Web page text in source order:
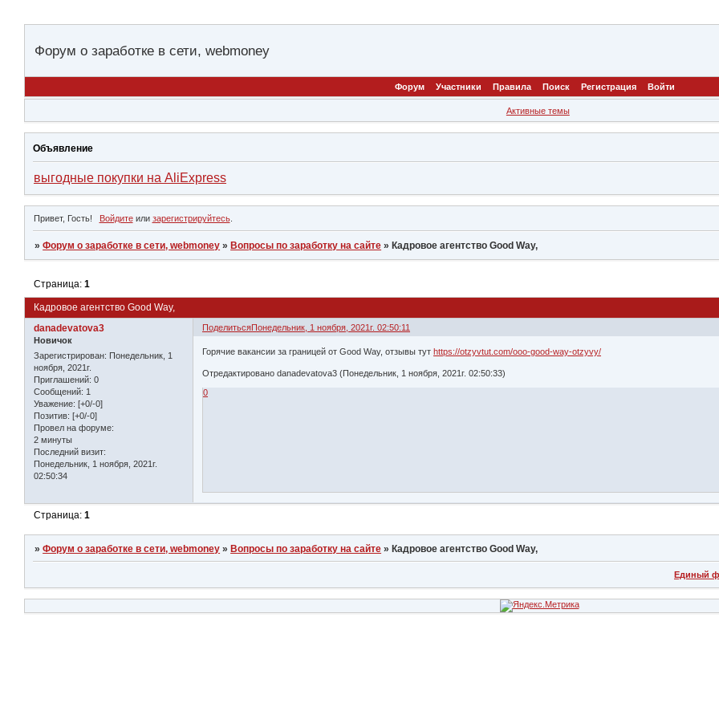
Форум о заработке в сети, webmoney
Форум Участники Правила Поиск Регистрация Войти
Активные темы
Объявление
выгодные покупки на AliExpress
Привет, Гость! Войдитеили зарегистрируйтесь.
»Форум о заработке в сети, webmoney » Вопросы по заработку на сайте » Кадровое агентство Good Way,
Кадровое агентство Good Way,
Страница:1
ПоделитьсяПонедельник, 1 ноября, 2021г. 02:50:11
danadevatova3
Новичок
Зарегистрирован: Понедельник, 1
ноября, 2021г.
Приглашений: 0
Сообщений: 1
Уважение: [+0/-0]
Позитив: [+0/-0]
Провел на форуме:
2 минуты
Последний визит:
Понедельник, 1 ноября, 2021г.
02:50:34
Горячие вакансии за границей от Good Way, отзывы тутhttps://otzyvtut.com/ooo-good-way-otzyvy/
Отредактировано danadevatova3 (Понедельник, 1 ноября, 2021г. 02:50:33)
0
Страница:1
»Форум о заработке в сети, webmoney » Вопросы по заработку на сайте » Кадровое агентство Good Way,
Единый